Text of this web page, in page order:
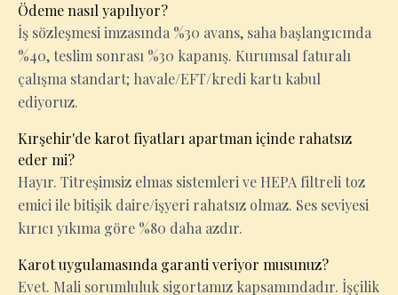
Ödeme nasıl yapılıyor?
İş sözleşmesi imzasında %30 avans, saha başlangıcında
%40, teslim sonrası %30 kapanış. Kurumsal faturalı
çalışma standart; havale/EFT/kredi kartı kabul
ediyoruz.
Kırşehir'de karot fiyatları apartman içinde rahatsız
eder mi?
Hayır. Titreşimsiz elmas sistemleri ve HEPA filtreli toz
emici ile bitişik daire/işyeri rahatsız olmaz. Ses seviyesi
kırıcı yıkıma göre %80 daha azdır.
Karot uygulamasında garanti veriyor musunuz?
Evet. Mali sorumluluk sigortamız kapsamındadır. İşçilik